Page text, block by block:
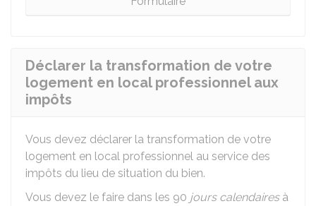
Déclarer la transformation de votre
logement en local professionnel aux
impôts
Vous devez déclarer la transformation de votre
logement en local professionnel au service des
impôts du lieu de situation du bien.
Vous devez le faire dans les 90 jours calendairesà